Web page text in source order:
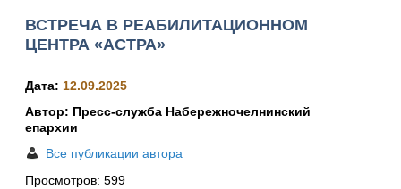
ВСТРЕЧА В РЕАБИЛИТАЦИОННОМ
ЦЕНТРА «АСТРА»
Дата: 12.09.2025
Автор: Пресс-служба Набережночелнинский
епархии
Все публикации автора
Просмотров: 599